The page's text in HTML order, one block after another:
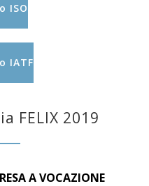
ISO
IATF
FELIX 2019
A VOCAZIONE